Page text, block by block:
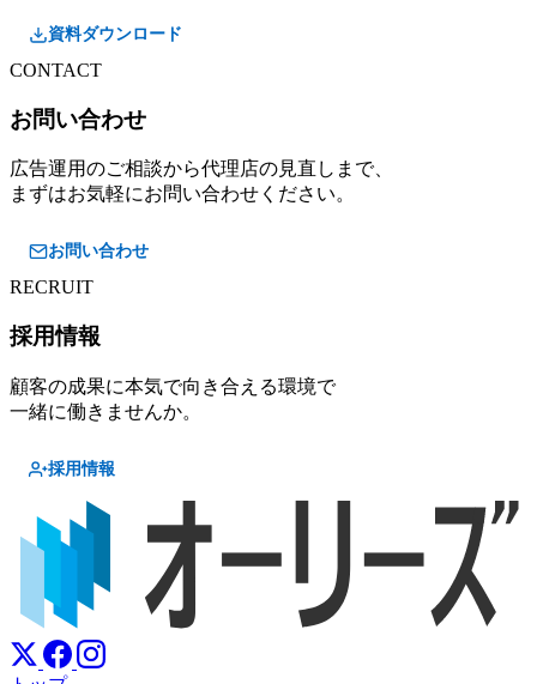
資料ダウンロード
CONTACT
お問い合わせ
広告運用のご相談から代理店の見直しまで、
まずはお気軽にお問い合わせください。
お問い合わせ
RECRUIT
採用情報
顧客の成果に本気で向き合える環境で
一緒に働きませんか。
採用情報